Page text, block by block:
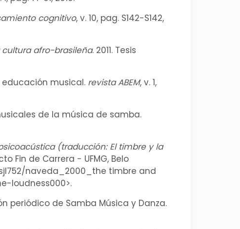
cognitivo, v. 10, pag. S142-S142,
cultura afro-brasileña. 2011. Tesis
educación musical. revista ABEM, v. 1,
de la música de samba.
(traducción: El timbre y la
Fin de Carrera - UFMG, Belo
naveda_2000_the timbre and
loudness000>.
periódico de Samba Música y Danza.